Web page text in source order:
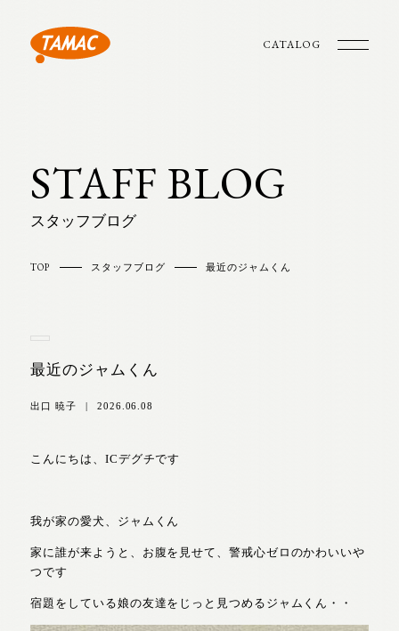
CATALOG
STAFF BLOG
スタッフブログ
TOP スタッフブログ 最近のジャムくん
最近のジャムくん
出口 暁子 | 2026.06.08
こんにちは、ICデグチです
我が家の愛犬、ジャムくん
家に誰が来ようと、お腹を見せて、警戒心ゼロのかわいいや
つです
宿題をしている娘の友達をじっと見つめるジャムくん・・